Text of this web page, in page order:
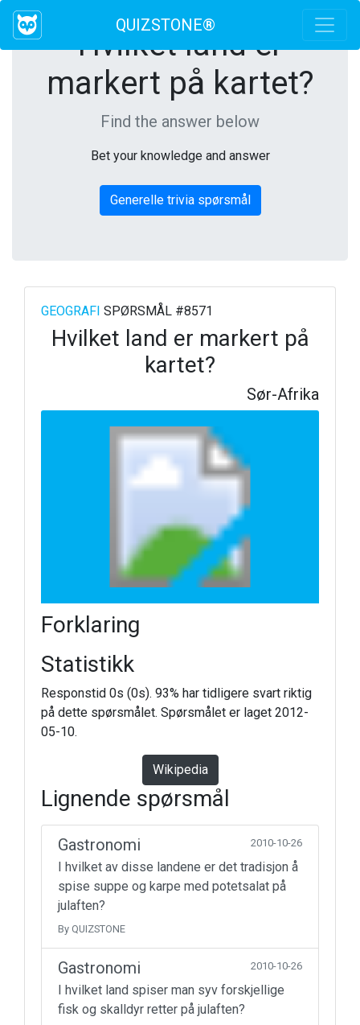
QUIZSTONE®
Hvilket land er
markert på kartet?
Find the answer below
Bet your knowledge and answer
Generelle trivia spørsmål
GEOGRAFI SPØRSMÅL #8571
Hvilket land er markert på
kartet?
Sør-Afrika
Forklaring
Statistikk
Responstid 0s (0s). 93% har tidligere svart riktig
på dette spørsmålet. Spørsmålet er laget 2012-
05-10.
Wikipedia
Lignende spørsmål
Gastronomi 2010-10-26
I hvilket av disse landene er det tradisjon å
spise suppe og karpe med potetsalat på
julaften?
By QUIZSTONE
Gastronomi 2010-10-26
I hvilket land spiser man syv forskjellige
fisk og skalldyr retter på julaften?